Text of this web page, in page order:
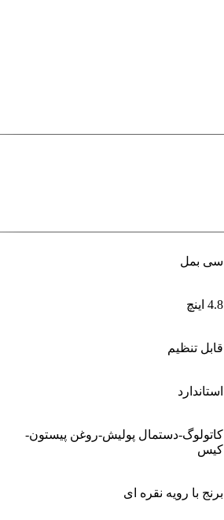
سی بمل
4.8 اینچ
قابل تنظیم
استاندارد
کاتولوگ-دستمال پولیش-روغن پیستون-
کیس
برنج با رویه نقره ای